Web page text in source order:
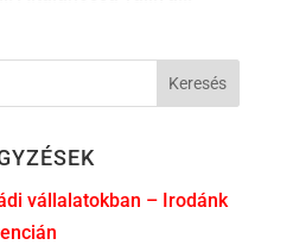
vállalatokban – Irodánk